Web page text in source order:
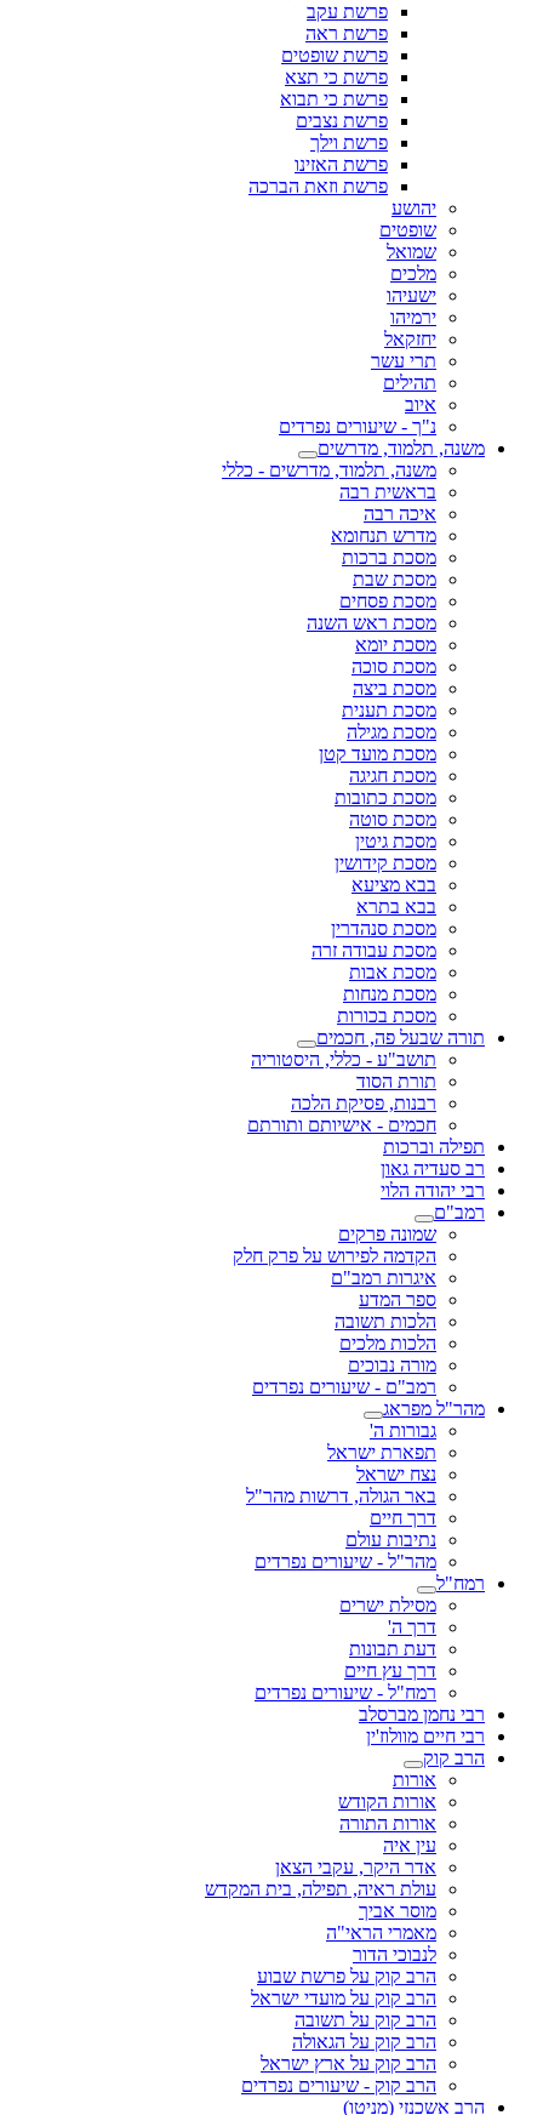
פרשת עקב
פרשת ראה
פרשת שופטים
פרשת כי תצא
פרשת כי תבוא
פרשת נצבים
פרשת וילך
פרשת האזינו
פרשת וזאת הברכה
יהושע
שופטים
שמואל
מלכים
ישעיהו
ירמיהו
יחזקאל
תרי עשר
תהילים
איוב
נ"ך - שיעורים נפרדים
משנה, תלמוד, מדרשים
משנה, תלמוד, מדרשים - כללי
בראשית רבה
איכה רבה
מדרש תנחומא
מסכת ברכות
מסכת שבת
מסכת פסחים
מסכת ראש השנה
מסכת יומא
מסכת סוכה
מסכת ביצה
מסכת תענית
מסכת מגילה
מסכת מועד קטן
מסכת חגיגה
מסכת כתובות
מסכת סוטה
מסכת גיטין
מסכת קידושין
בבא מציעא
בבא בתרא
מסכת סנהדרין
מסכת עבודה זרה
מסכת אבות
מסכת מנחות
מסכת בכורות
תורה שבעל פה, חכמים
תושב"ע - כללי, היסטוריה
תורת הסוד
רבנות, פסיקת הלכה
חכמים - אישיותם ותורתם
תפילה וברכות
רב סעדיה גאון
רבי יהודה הלוי
רמב"ם
שמונה פרקים
הקדמה לפירוש על פרק חלק
איגרות רמב"ם
ספר המדע
הלכות תשובה
הלכות מלכים
מורה נבוכים
רמב"ם - שיעורים נפרדים
מהר"ל מפראג
גבורות ה'
תפארת ישראל
נצח ישראל
באר הגולה, דרשות מהר"ל
דרך חיים
נתיבות עולם
מהר"ל - שיעורים נפרדים
רמח"ל
מסילת ישרים
דרך ה'
דעת תבונות
דרך עץ חיים
רמח"ל - שיעורים נפרדים
רבי נחמן מברסלב
רבי חיים מוולוז'ין
הרב קוק
אורות
אורות הקודש
אורות התורה
עין איה
אדר היקר, עקבי הצאן
עולת ראיה, תפילה, בית המקדש
מוסר אביך
מאמרי הראי"ה
לנבוכי הדור
הרב קוק על פרשת שבוע
הרב קוק על מועדי ישראל
הרב קוק על תשובה
הרב קוק על הגאולה
הרב קוק על ארץ ישראל
הרב קוק - שיעורים נפרדים
הרב אשכנזי (מניטו)